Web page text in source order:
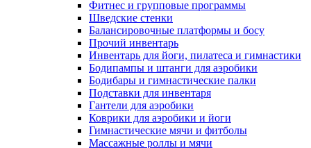
Фитнес и групповые программы
Шведские стенки
Балансировочные платформы и босу
Прочий инвентарь
Инвентарь для йоги, пилатеса и гимнастики
Бодипампы и штанги для аэробики
Бодибары и гимнастические палки
Подставки для инвентаря
Гантели для аэробики
Коврики для аэробики и йоги
Гимнастические мячи и фитболы
Массажные роллы и мячи